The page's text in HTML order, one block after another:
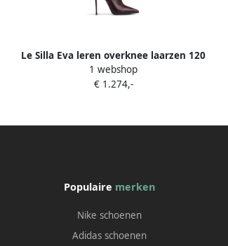
Le Silla Eva leren overknee laarzen 120
mm Rood
1 webshop
€ 1.274,-
Populaire merken
Nike schoenen
Adidas schoenen